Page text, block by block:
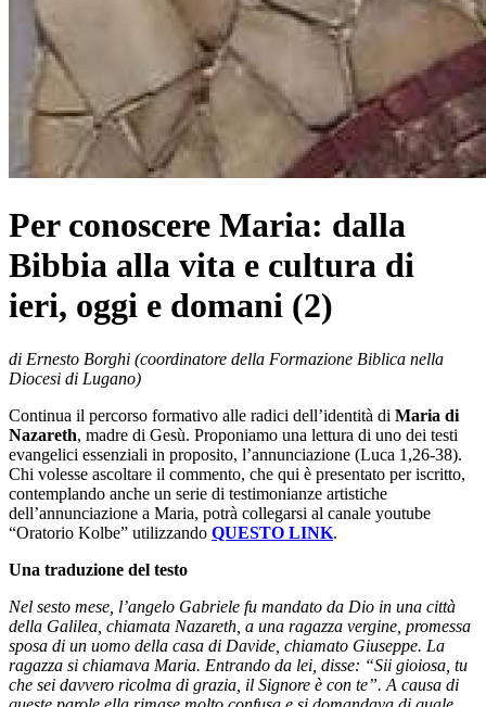
Per conoscere Maria: dalla
Bibbia alla vita e cultura di
ieri, oggi e domani (2)
di Ernesto Borghi (coordinatore della Formazione Biblica nella
Diocesi di Lugano)
Continua il percorso formativo alle radici dell’identità di Maria di
Nazareth, madre di Gesù. Proponiamo una lettura di uno dei testi
evangelici essenziali in proposito, l’annunciazione (Luca 1,26-38).
Chi volesse ascoltare il commento, che qui è presentato per iscritto,
contemplando anche un serie di testimonianze artistiche
dell’annunciazione a Maria, potrà collegarsi al canale youtube
“Oratorio Kolbe” utilizzando QUESTO LINK.
Una traduzione del testo
Nel sesto mese, l’angelo Gabriele fu mandato da Dio in una città
della Galilea, chiamata Nazareth, a una ragazza vergine, promessa
sposa di un uomo della casa di Davide, chiamato Giuseppe. La
ragazza si chiamava Maria. Entrando da lei, disse: “Sii gioiosa, tu
che sei davvero ricolma di grazia, il Signore è con te”. A causa di